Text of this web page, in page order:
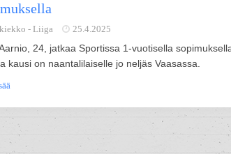
- Liiga 25.4.2025
24, jatkaa Sportissa 1-vuotisella
kausi on naantalilaiselle jo neljäs Vaasassa.